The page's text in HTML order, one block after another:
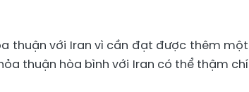
thuận với Iran vì cần đạt được thêm một
thuận hòa bình với Iran có thể thậm chí